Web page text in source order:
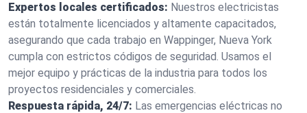
Expertos locales certificados: Nuestros electricistas
están totalmente licenciados y altamente capacitados,
asegurando que cada trabajo en Wappinger, Nueva York
cumpla con estrictos códigos de seguridad. Usamos el
mejor equipo y prácticas de la industria para todos los
proyectos residenciales y comerciales.
Respuesta rápida, 24/7: Las emergencias eléctricas no